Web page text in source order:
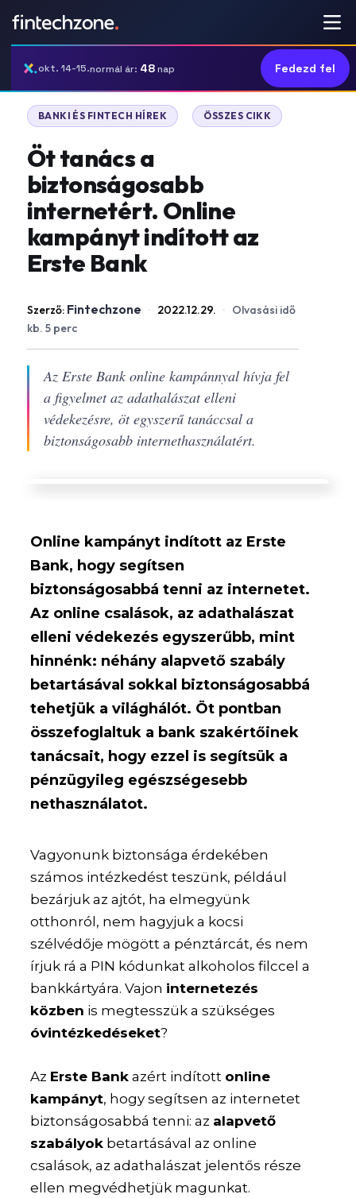
okt. 14-15.normál ár: 48nap Fedezd fel
BANKI ÉS FINTECH HÍREK | ÖSSZES CIKK
Öt tanács a
biztonságosabb
internetért. Online
kampányt indított az
Erste Bank
Szerző: Fintechzone · 2022.12.29. · Olvasási idő
kb. 5 perc
Az Erste Bank online kampánnyal hívja fel
a figyelmet az adathalászat elleni
védekezésre, öt egyszerű tanáccsal a
biztonságosabb internethasználatért.
Online kampányt indított az Erste
Bank, hogy segítsen
biztonságosabbá tenni az internetet.
Az online csalások, az adathalászat
elleni védekezés egyszerűbb, mint
hinnénk: néhány alapvető szabály
betartásával sokkal biztonságosabbá
tehetjük a világhálót. Öt pontban
összefoglaltuk a bank szakértőinek
tanácsait, hogy ezzel is segítsük a
pénzügyileg egészségesebb
nethasználatot.
Vagyonunk biztonsága érdekében
számos intézkedést teszünk, például
bezárjuk az ajtót, ha elmegyünk
otthonról, nem hagyjuk a kocsi
szélvédője mögött a pénztárcát, és nem
írjuk rá a PIN kódunkat alkoholos filccel a
bankkártyára. Vajon internetezés
közben is megtesszük a szükséges
óvintézkedéseket?
Az Erste Bank azért indított online
kampányt, hogy segítsen az internetet
biztonságosabbá tenni: az alapvető
szabályok betartásával az online
csalások, az adathalászat jelentős része
ellen megvédhetjük magunkat.